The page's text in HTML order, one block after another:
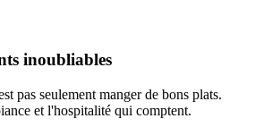
inoubliables
pas seulement manger de bons plats.
et l'hospitalité qui comptent.